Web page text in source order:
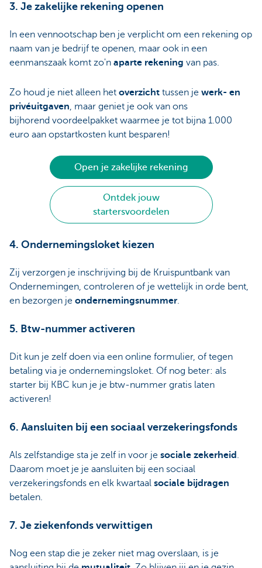
3. Je zakelijke rekening openen
In een vennootschap ben je verplicht om een rekening op
naam van je bedrijf te openen, maar ook in een
eenmanszaak komt zo'n aparte rekening van pas.
Zo houd je niet alleen het overzicht tussen je werk- en
privéuitgaven , maar geniet je ook van ons
bijhorend voordeelpakket waarmee je tot bijna 1.000
euro aan opstartkosten kunt besparen!
Open je zakelijke rekening
Ontdek jouw
startersvoordelen
4. Ondernemingsloket kiezen
Zij verzorgen je inschrijving bij de Kruispuntbank van
Ondernemingen, controleren of je wettelijk in orde bent,
en bezorgen je ondernemingsnummer
5. Btw-nummer activeren
Dit kun je zelf doen via een online formulier, of tegen
betaling via je ondernemingsloket. Of nog beter: als
starter bij KBC kun je je btw-nummer gratis laten
activeren!
6. Aansluiten bij een sociaal verzekeringsfonds
Als zelfstandige sta je zelf in voor je sociale zekerheid
Daarom moet je je aansluiten bij een sociaal
verzekeringsfonds en elk kwartaal sociale bijdragen
betalen.
7. Je ziekenfonds verwittigen
Nog een stap die je zeker niet mag overslaan, is je